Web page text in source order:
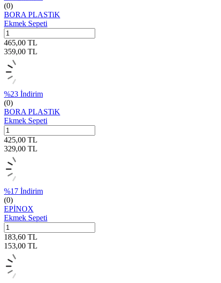
(0)
BORA PLASTiK
Ekmek Sepeti
465,00 TL
359,00 TL
%23 İndirim
(0)
BORA PLASTiK
Ekmek Sepeti
425,00 TL
329,00 TL
%17 İndirim
(0)
EPİNOX
Ekmek Sepeti
183,60 TL
153,00 TL